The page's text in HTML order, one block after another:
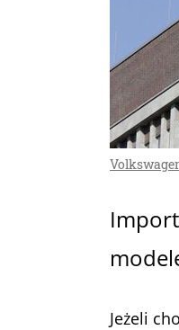
Jeżeli